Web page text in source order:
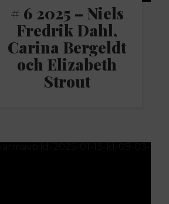
# 6 2025 – Niels
Fredrik Dahl,
Carina Bergeldt
och Elizabeth
Strout